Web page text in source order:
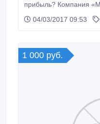
прибыль? Компания «Монетоф» уверена в
монеты, что есть у вас? Если нет, то
жетоны и медали и
стоимость.
04/03/2017 09:53
1 000 руб.